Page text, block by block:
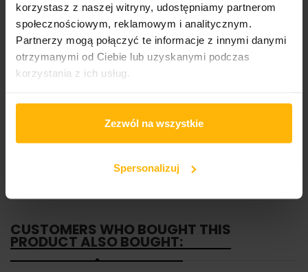
korzystasz z naszej witryny, udostępniamy partnerom
społecznościowym, reklamowym i analitycznym.
Partnerzy mogą połączyć te informacje z innymi danymi
otrzymanymi od Ciebie lub uzyskanymi podczas
korzystania z ich usług.
Zezwól na wszystkie
Spersonalizuj
1
Country of publication
Polska
Canada
CUSTOMERS WHO BOUGHT THIS
PRODUCT ALSO BOUGHT: